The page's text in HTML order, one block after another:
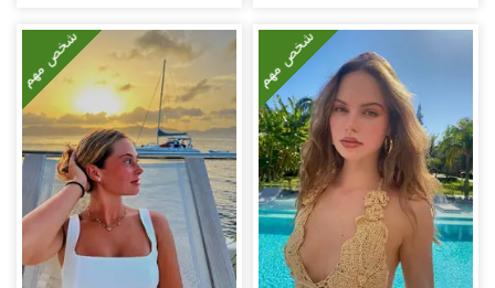
خضوع
ابتلاع
ملابس موحدة
فيديو خلال اللقاء
مع رجلين
العمر
شخص مهم شخص مهم